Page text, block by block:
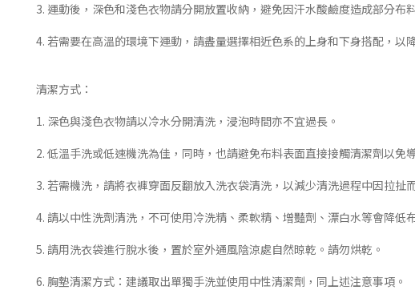
3. 運動後，深色和淺色衣物請分開放置收納，避免因汗水酸鹼度造成部分布
4. 若需要在高溫的環境下運動，請盡量選擇相近色系的上身和下身搭配，以
清潔方式：
1. 深色與淺色衣物請以冷水分開清洗，浸泡時間亦不宜過長。
2. 低溫手洗或低速機洗為佳，同時，也請避免布料表面直接接觸清潔劑以免
3. 若需機洗，請將衣褲穿面反翻放入洗衣袋清洗，以減少清洗過程中因拉扯
4. 請以中性洗劑清洗，不可使用冷洗精、柔軟精、增豔劑、漂白水等會降低
5. 請用洗衣袋進行脫水後，置於室外通風陰涼處自然晾乾。請勿烘乾。
6. 胸墊清潔方式：建議取出單獨手洗並使用中性清潔劑，同上述注意事項。